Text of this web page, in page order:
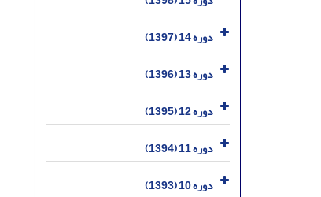
دوره 14 (1397)
دوره 13 (1396)
دوره 12 (1395)
دوره 11 (1394)
دوره 10 (1393)